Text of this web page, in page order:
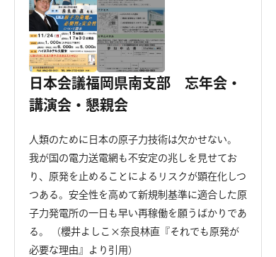
日本会議福岡県南支部 忘年会・
講演会・懇親会
人類のために日本の原子力技術は欠かせない。
我が国の電力送電網も不安定の兆しを見せてお
り、原発を止めることによるリスクが顕在化しつ
つある。安全性を高めて新規制基準に適合した原
子力発電所の一日も早い再稼働を願うばかりであ
る。 （櫻井よしこ×奈良林直『それでも原発が
必要な理由』より引用）